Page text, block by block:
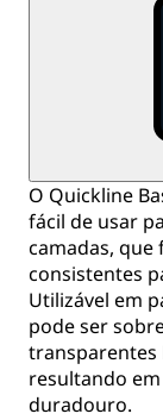
O Quickline
fácil de usar
camadas,
consistentes
Utilizável em
pode ser
transparentes
resultando
duradouro.